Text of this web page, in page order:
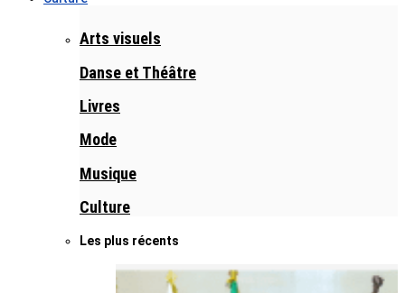
Arts visuels
Danse et Théâtre
Livres
Mode
Musique
Culture
Les plus récents